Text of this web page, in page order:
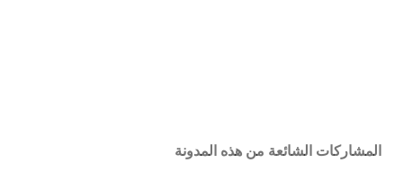
المشاركات الشائعة من هذه المدونة